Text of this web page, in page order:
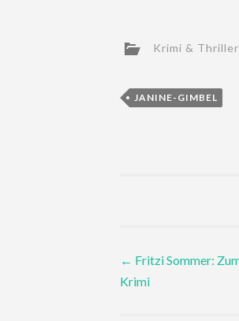
Krimi & Thriller
JANINE-GIMBEL
Post
← Fritzi Sommer:
Krimi